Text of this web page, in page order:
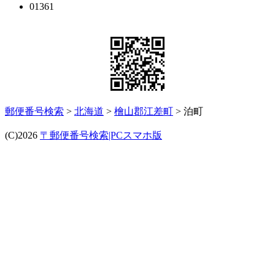
01361
郵便番号検索 > 北海道 > 檜山郡江差町 > 泊町
(C)2026 〒郵便番号検索|PCスマホ版